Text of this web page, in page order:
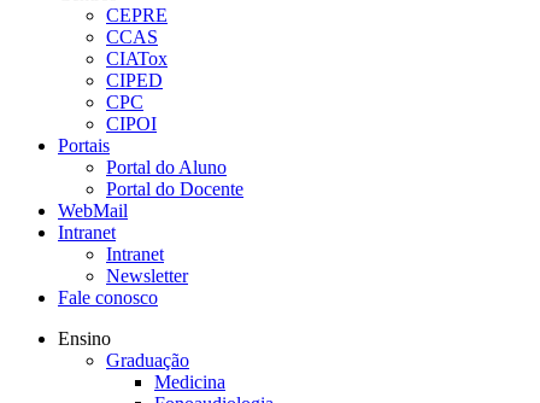
CEPRE
CCAS
CIATox
CIPED
CPC
CIPOI
Portais
Portal do Aluno
Portal do Docente
WebMail
Intranet
Intranet
Newsletter
Fale conosco
Ensino
Graduação
Medicina